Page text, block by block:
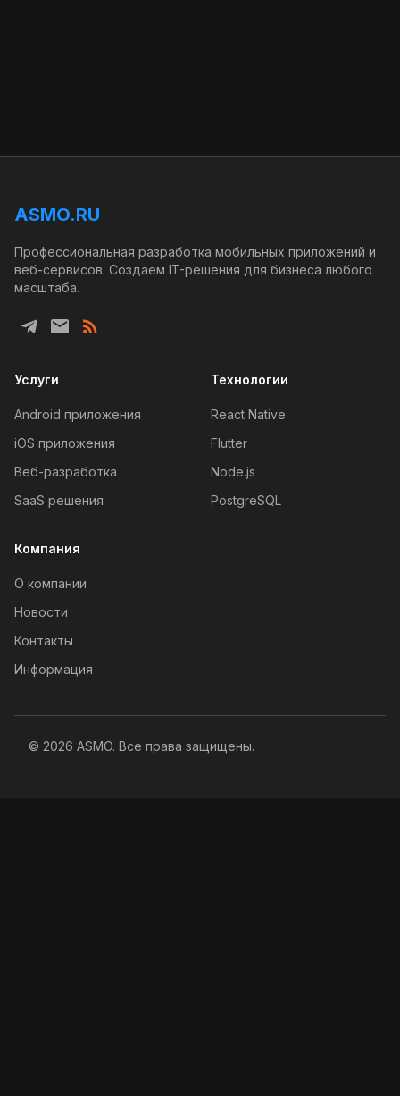
ASMO.RU
Профессиональная разработка мобильных приложений и
веб-сервисов. Создаем IT-решения для бизнеса любого
масштаба.
Услуги
Android приложения
iOS приложения
Веб-разработка
SaaS решения
Технологии
React Native
Flutter
Node.js
PostgreSQL
Компания
О компании
Новости
Контакты
Информация
© 2026 ASMO. Все права защищены.